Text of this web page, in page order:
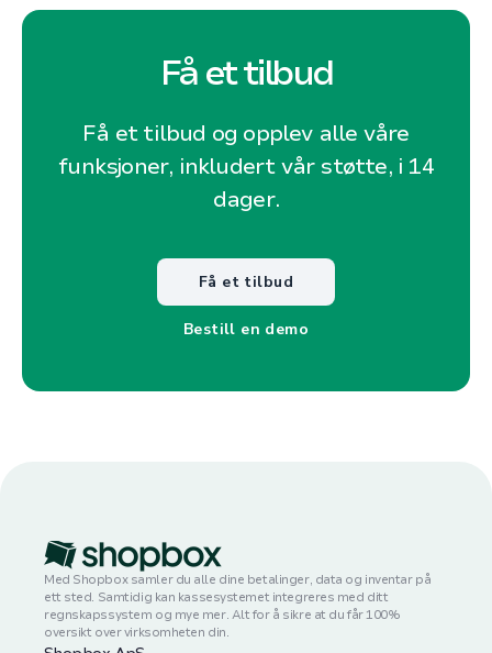
Få et tilbud
Få et tilbud og opplev alle våre
funksjoner, inkludert vår støtte, i 14
dager.
Få et tilbud
Bestill en demo
Med Shopbox samler du alle dine betalinger, data og inventar på
ett sted. Samtidig kan kassesystemet integreres med ditt
regnskapssystem og mye mer. Alt for å sikre at du får 100%
oversikt over virksomheten din.